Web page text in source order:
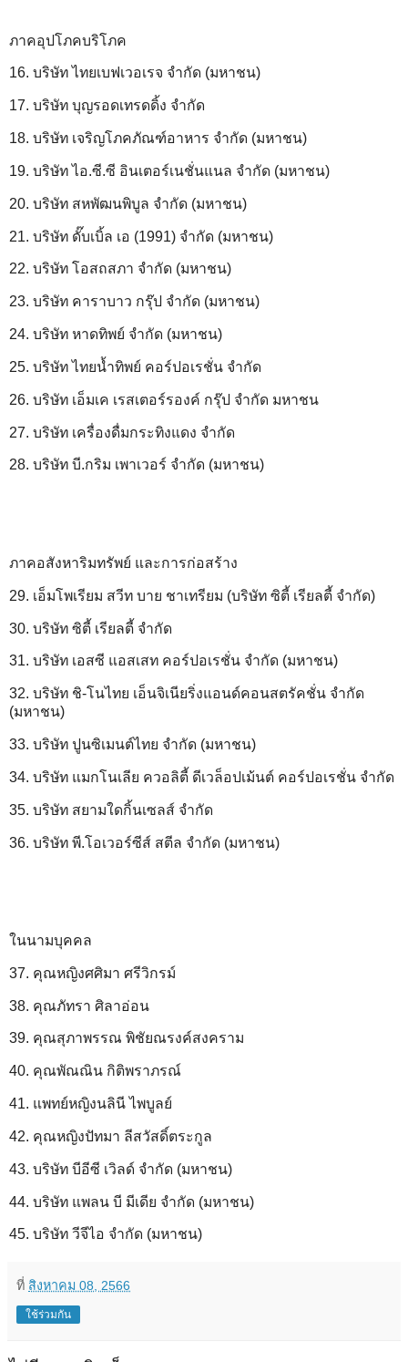
ภาคอุปโภคบริโภค
16. บริษัท ไทยเบฟเวอเรจ จำกัด (มหาชน)
17. บริษัท บุญรอดเทรดดิ้ง จำกัด
18. บริษัท เจริญโภคภัณฑ์อาหาร จำกัด (มหาชน)
19. บริษัท ไอ.ซี.ซี อินเตอร์เนชั่นแนล จำกัด (มหาชน)
20. บริษัท สหพัฒนพิบูล จำกัด (มหาชน)
21. บริษัท ดั๊บเบิ้ล เอ (1991) จำกัด (มหาชน)
22. บริษัท โอสถสภา จำกัด (มหาชน)
23. บริษัท คาราบาว กรุ๊ป จำกัด (มหาชน)
24. บริษัท หาดทิพย์ จำกัด (มหาชน)
25. บริษัท ไทยน้ำทิพย์ คอร์ปอเรชั่น จำกัด
26. บริษัท เอ็มเค เรสเตอร์รองค์ กรุ๊ป จำกัด มหาชน
27. บริษัท เครื่องดื่มกระทิงแดง จำกัด
28. บริษัท บี.กริม เพาเวอร์ จำกัด (มหาชน)
ภาคอสังหาริมทรัพย์ และการก่อสร้าง
29. เอ็มโพเรียม สวีท บาย ชาเทรียม (บริษัท ซิตี้ เรียลตี้ จำกัด)
30. บริษัท ซิตี้ เรียลตี้ จำกัด
31. บริษัท เอสซี แอสเสท คอร์ปอเรชั่น จำกัด (มหาชน)
32. บริษัท ชิ-โนไทย เอ็นจิเนียริ่งแอนด์คอนสตรัคชั่น จำกัด
(มหาชน)
33. บริษัท ปูนซิเมนต์ไทย จำกัด (มหาชน)
34. บริษัท แมกโนเลีย ควอลิตี้ ดีเวล็อปเม้นต์ คอร์ปอเรชั่น จำกัด
35. บริษัท สยามใดกิ้นเซลส์ จำกัด
36. บริษัท พี.โอเวอร์ซีส์ สตีล จำกัด (มหาชน)
ในนามบุคคล
37. คุณหญิงศศิมา ศรีวิกรม์
38. คุณภัทรา ศิลาอ่อน
39. คุณสุภาพรรณ พิชัยณรงค์สงคราม
40. คุณพัณณิน กิติพราภรณ์
41. แพทย์หญิงนลินี ไพบูลย์
42. คุณหญิงปัทมา ลีสวัสดิ์ตระกูล
43. บริษัท บีอีซี เวิลด์ จำกัด (มหาชน)
44. บริษัท แพลน บี มีเดีย จํากัด (มหาชน)
45. บริษัท วีจีไอ จำกัด (มหาชน)
ที่ สิงหาคม 08, 2566
ใช้ร่วมกัน